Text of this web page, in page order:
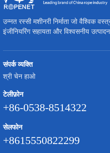
उन्नत रस्सी मशीनरी निर्माता जो वैश्विक
इंजीनियरिंग सहायता और विश्वसनीय
संपर्क व्यक्ति
श्री चेन हाओ
टेलीफ़ोन
+86-0538-8514322
सेलफोन
+8615550822299